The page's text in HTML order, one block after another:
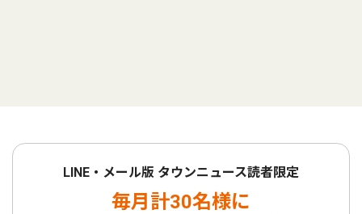
LINE・メール版 タウンニュース読者限定
毎月計30名様に